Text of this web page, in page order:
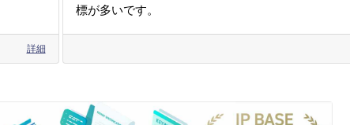
詳細
標が多いです。